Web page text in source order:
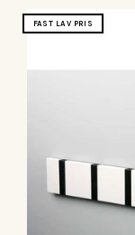
FAST LAV PRIS
til